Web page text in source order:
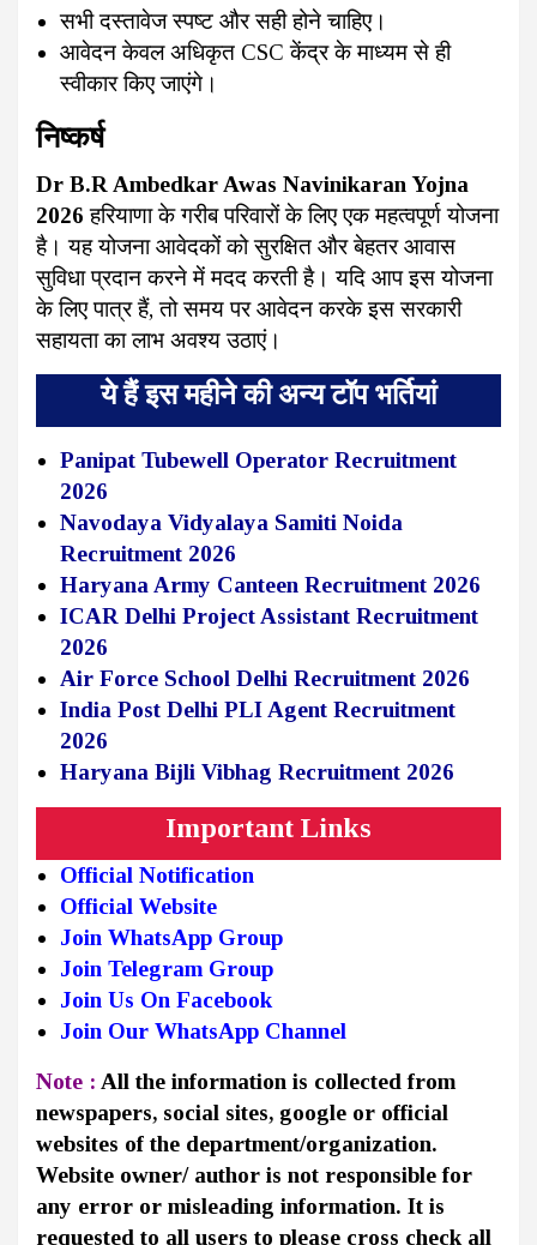
सभी दस्तावेज स्पष्ट और सही होने चाहिए।
आवेदन केवल अधिकृत CSC केंद्र के माध्यम से ही
स्वीकार किए जाएंगे।
निष्कर्ष
Dr B.R Ambedkar Awas Navinikaran Yojna
2026 हरियाणा के गरीब परिवारों के लिए एक महत्वपूर्ण योजना
है। यह योजना आवेदकों को सुरक्षित और बेहतर आवास
सुविधा प्रदान करने में मदद करती है। यदि आप इस योजना
के लिए पात्र हैं, तो समय पर आवेदन करके इस सरकारी
सहायता का लाभ अवश्य उठाएं।
ये हैं इस महीने की अन्य टॉप भर्तियां
Panipat Tubewell Operator Recruitment
2026
Navodaya Vidyalaya Samiti Noida
Recruitment 2026
Haryana Army Canteen Recruitment 2026
ICAR Delhi Project Assistant Recruitment
2026
Air Force School Delhi Recruitment 2026
India Post Delhi PLI Agent Recruitment
2026
Haryana Bijli Vibhag Recruitment 2026
Important Links
Official Notification
Official Website
Join WhatsApp Group
Join Telegram Group
Join Us On Facebook
Join Our WhatsApp Channel
Note : All the information is collected from
newspapers, social sites, google or official
websites of the department/organization.
Website owner/ author is not responsible for
any error or misleading information. It is
requested to all users to please cross check all